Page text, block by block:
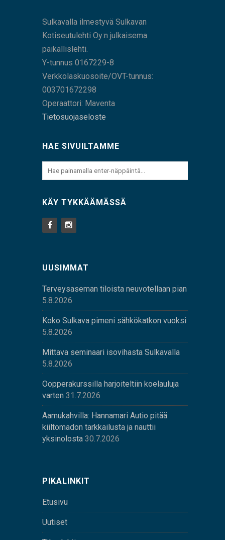
Sulkavalla ilmestyvä Sulkavan
Kotiseutulehti Oy:n julkaisema
paikallislehti.
Y-tunnus 0167229-8
Verkkolaskuosoite/OVT-tunnus:
003701672298
Operaattori: Maventa
Tietosuojaseloste
HAE SIVUILTAMME
KÄY TYKKÄÄMÄSSÄ
UUSIMMAT
Terveysaseman tiloista neuvotellaan pian
5.8.2026
Koko Sulkava pimeni sähkökatkon vuoksi
5.8.2026
Mittava seminaari isovihasta Sulkavalla
5.8.2026
Oopperakurssilla harjoiteltiin koelauluja
varten 31.7.2026
Aamukahvilla: Hannamari Autio pitää
kiiltomadon tarkkailusta ja nauttii
yksinolosta 30.7.2026
PIKALINKIT
Etusivu
Uutiset